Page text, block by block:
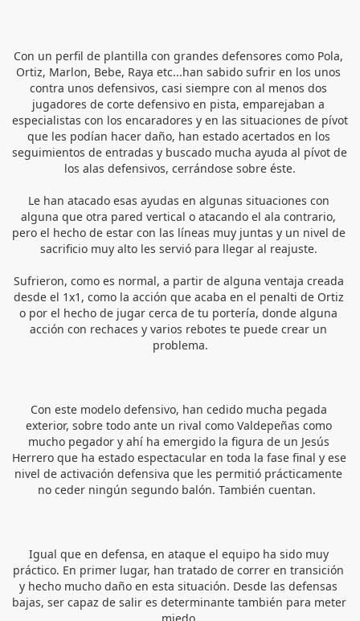
Con un perfil de plantilla con grandes defensores como Pola,
Ortiz, Marlon, Bebe, Raya etc...han sabido sufrir en los unos
contra unos defensivos, casi siempre con al menos dos
jugadores de corte defensivo en pista, emparejaban a
especialistas con los encaradores y en las situaciones de pívot
que les podían hacer daño, han estado acertados en los
seguimientos de entradas y buscado mucha ayuda al pívot de
los alas defensivos, cerrándose sobre éste.
Le han atacado esas ayudas en algunas situaciones con
alguna que otra pared vertical o atacando el ala contrario,
pero el hecho de estar con las líneas muy juntas y un nivel de
sacrificio muy alto les servió para llegar al reajuste.
Sufrieron, como es normal, a partir de alguna ventaja creada
desde el 1x1, como la acción que acaba en el penalti de Ortiz
o por el hecho de jugar cerca de tu portería, donde alguna
acción con rechaces y varios rebotes te puede crear un
problema.
Con este modelo defensivo, han cedido mucha pegada
exterior, sobre todo ante un rival como Valdepeñas como
mucho pegador y ahí ha emergido la figura de un Jesús
Herrero que ha estado espectacular en toda la fase final y ese
nivel de activación defensiva que les permitió prácticamente
no ceder ningún segundo balón. También cuentan.
Igual que en defensa, en ataque el equipo ha sido muy
práctico. En primer lugar, han tratado de correr en transición
y hecho mucho daño en esta situación. Desde las defensas
bajas, ser capaz de salir es determinante también para meter